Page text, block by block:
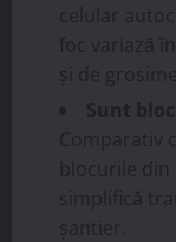
celular
foc variază
și de
Sunt
Comparativ
blocurile din
simplifică
șantier.